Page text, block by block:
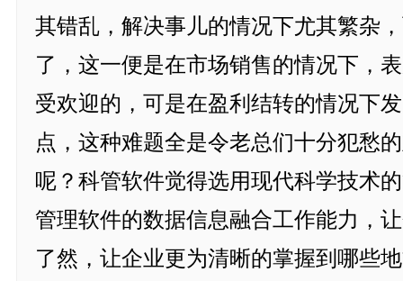
其错乱，解决事儿的情况下尤其繁杂
了，这一便是在市场销售的情况下，
受欢迎的，可是在盈利结转的情况下
点，这种难题全是令老总们十分犯愁
呢？科管软件觉得选用现代科学技术
管理软件的数据信息融合工作能力，
了然，让企业更为清晰的掌握到哪些